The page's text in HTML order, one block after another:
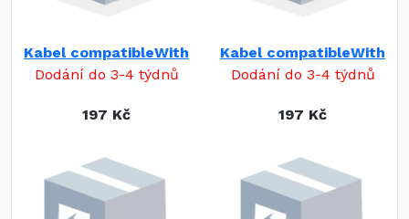
Kabel compatibleWith
Dodání do 3-4 týdnů
197 Kč
Kabel compatibleWith
Dodání do 3-4 týdnů
197 Kč